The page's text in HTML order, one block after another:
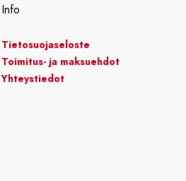
Info
Tietosuojaseloste
Toimitus- ja maksuehdot
Yhteystiedot